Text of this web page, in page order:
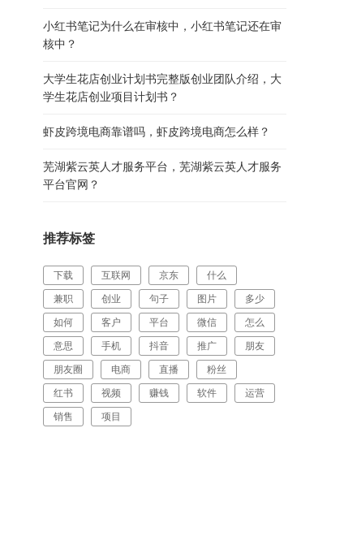
小红书笔记为什么在审核中，小红书笔记还在审
核中？
大学生花店创业计划书完整版创业团队介绍，大
学生花店创业项目计划书？
虾皮跨境电商靠谱吗，虾皮跨境电商怎么样？
芜湖紫云英人才服务平台，芜湖紫云英人才服务
平台官网？
推荐标签
下载 互联网 京东
什么
兼职
创业 句子 图片
多少
如何
客户 平台 微信
怎么
意思
手机 抖音 推广
朋友
朋友圈
电商 直播
粉丝
红书
视频 赚钱 软件
运营
销售
项目